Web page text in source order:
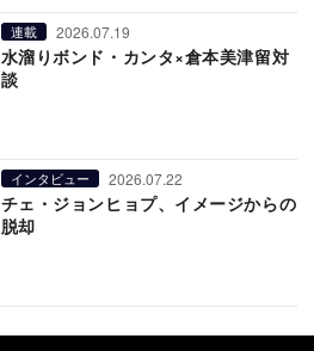
連載 2026.07.19
水溜りボンド・カンタ×倉本美津留対
談
インタビュー 2026.07.22
チェ・ジョンヒョプ、イメージからの
脱却